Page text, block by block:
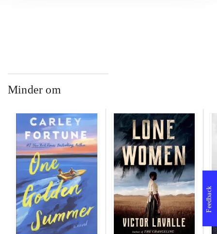
Minder om
Feedback